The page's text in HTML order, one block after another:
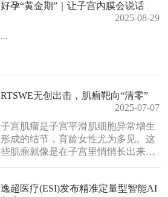
好孕“黄金期”｜让子宫内膜会说话
2025-08-29
...
RTSWE无创出击，肌瘤靶向“清零”
2025-07-07
子宫肌瘤是子宫平滑肌细胞异常增生
形成的结节，育龄女性尤为多见。这
些肌瘤就像是在子宫里悄悄长出来
们的存在。然而，无症状不等于无
逸超医疗(ESI)发布精准定量型智能AI